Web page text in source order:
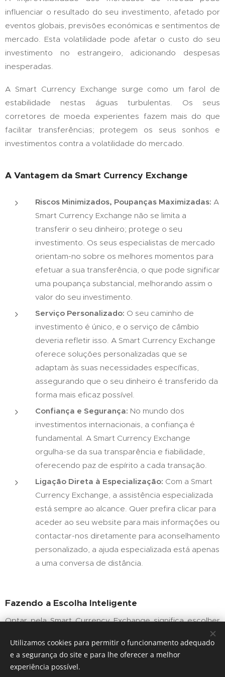
influenciar o resultado do seu investimento, afetado por
eventos globais, previsões económicas e sentimentos de
mercado. Esta volatilidade pode afetar o custo do seu
investimento no estrangeiro, adicionando despesas
inesperadas.
A Smart Currency Exchange surge como um farol de
estabilidade nestas águas turbulentas. Os seus
corretores de moeda experientes fazem mais do que
facilitar transferências; protegem os seus sonhos e
investimentos contra a volatilidade do mercado.
A Vantagem da Smart Currency Exchange
Riscos Minimizados, Poupanças Maximizadas: A
Smart Currency Exchange não se limita a
transferir o seu dinheiro; protege o seu
investimento. Os seus especialistas de mercado
orientam-no sobre os melhores momentos para
efetuar a sua transferência, o que pode significar
uma poupança substancial, melhorando assim o
valor do seu investimento.
Serviço Personalizado: O seu caminho de
investimento é único, e o serviço de câmbio
deveria refletir isso. A Smart Currency Exchange
oferece soluções personalizadas que se
adaptam às suas necessidades específicas,
assegurando que o seu dinheiro é transferido da
forma mais eficaz possível.
Confiança e Segurança: No mundo dos
investimentos internacionais, a confiança é
fundamental. A Smart Currency Exchange
orgulha-se da sua transparência e fiabilidade,
oferecendo paz de espírito a cada transação.
Ligação Direta à Especialização: Com a Smart
Currency Exchange, a assistência especializada
está sempre ao alcance. Quer prefira clicar para
aceder ao seu website para mais informações ou
contactar-nos diretamente para aconselhamento
personalizado, a ajuda especializada está apenas
a uma conversa de distância.
Fazendo a Escolha Inteligente
Optar pela Smart Currency Exchange significa escolher
segurança, poupança e tranquilidade para o seu
investimento no estrangeiro. Na Belalgarve.com,
comprometemo-nos a assegurar que cada aspeto do
Utilizamos cookies para permitir o funcionamento adequado
e a segurança do site e para lhe oferecer a melhor
experiência possível.